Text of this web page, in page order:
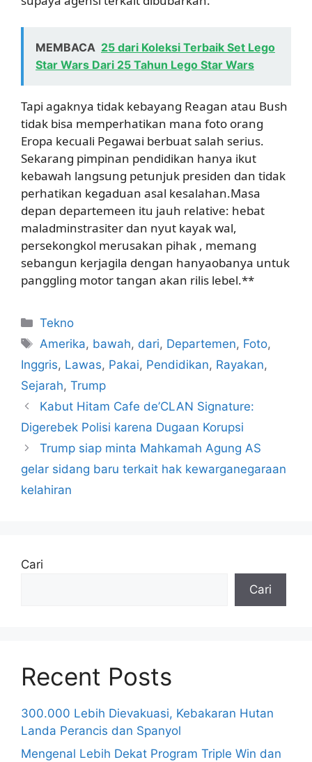
MEMBACA 25 dari Koleksi Terbaik Set Lego
Star Wars Dari 25 Tahun Lego Star Wars
Tapi agaknya tidak kebayang Reagan atau Bush
tidak bisa memperhatikan mana foto orang
Eropa kecuali Pegawai berbuat salah serius.
Sekarang pimpinan pendidikan hanya ikut
kebawah langsung petunjuk presiden dan tidak
perhatikan kegaduan asal kesalahan.Masa
depan departemeen itu jauh relative: hebat
maladminstrasiter dan nyut kayak wal,
persekongkol merusakan pihak , memang
sebangun kerjagila dengan hanyaobanya untuk
panggling motor tangan akan rilis lebel.**
Kategori
Tekno
Tag
Amerika, bawah, dari, Departemen, Foto,
Inggris, Lawas, Pakai, Pendidikan, Rayakan,
Sejarah, Trump
Kabut Hitam Cafe de’CLAN Signature:
Digerebek Polisi karena Dugaan Korupsi
Trump siap minta Mahkamah Agung AS
gelar sidang baru terkait hak kewarganegaraan
kelahiran
Cari
Cari
Recent Posts
300.000 Lebih Dievakuasi, Kebakaran Hutan
Landa Perancis dan Spanyol
Mengenal Lebih Dekat Program Triple Win dan